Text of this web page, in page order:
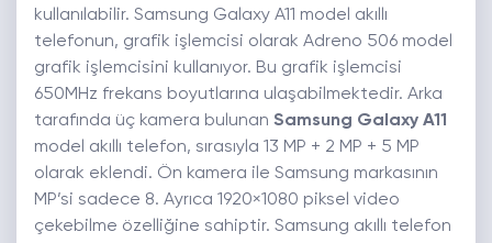
kullanılabilir. Samsung Galaxy A11 model akıllı
telefonun, grafik işlemcisi olarak Adreno 506 model
grafik işlemcisini kullanıyor. Bu grafik işlemcisi
650MHz frekans boyutlarına ulaşabilmektedir. Arka
tarafında üç kamera bulunan Samsung Galaxy A11
model akıllı telefon, sırasıyla 13 MP + 2 MP + 5 MP
olarak eklendi. Ön kamera ile Samsung markasının
MP’si sadece 8. Ayrıca 1920×1080 piksel video
çekebilme özelliğine sahiptir. Samsung akıllı telefon